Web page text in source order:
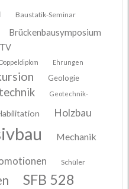
Baustatik-Seminar
Brückenbausymposium
Doppeldiplom Ehrungen
Geologie
Geotechnik-
Holzbau
Mechanik
Schüler
SFB 528